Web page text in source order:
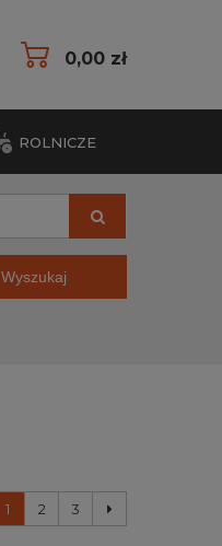
0,00 zł
ROLNICZE
Wyszukaj
1 2 3